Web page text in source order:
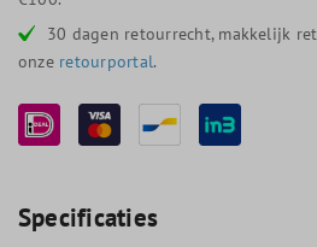
30 dagen retourrecht, makkelijk
onze retourportal.
Specificaties